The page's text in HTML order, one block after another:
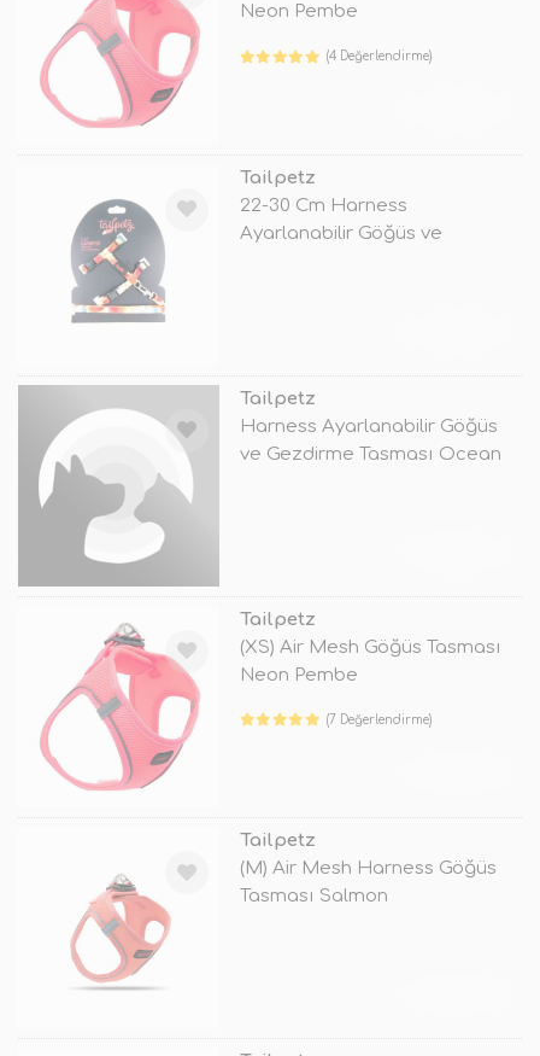
Neon Pembe
(4 Değerlendirme)
Tailpetz
22-30 Cm Harness
Ayarlanabilir Göğüs ve
Tailpetz
Harness Ayarlanabilir Göğüs
ve Gezdirme Tasması Ocean
Tailpetz
(XS) Air Mesh Göğüs Tasması
Neon Pembe
(7 Değerlendirme)
Tailpetz
(M) Air Mesh Harness Göğüs
Tasması Salmon